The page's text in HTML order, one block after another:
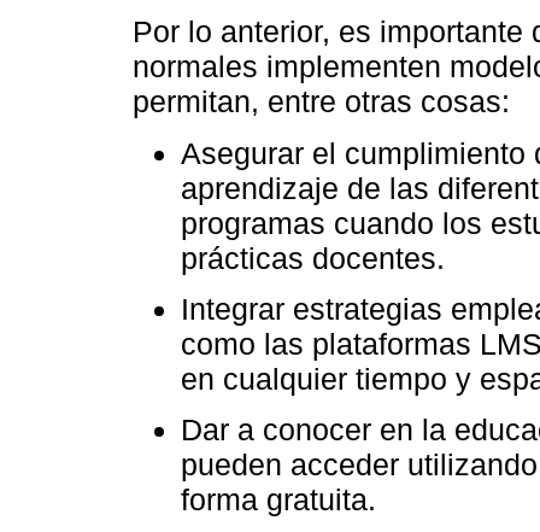
Por lo anterior, es
normales implementen
permitan, entre otras cosas:
Asegurar el cumplimiento
aprendizaje de las
programas cuando los
prácticas docentes.
Integrar estrategias
como las plataformas
en cualquier tiempo y
Dar a conocer en la
pueden acceder
forma gratuita.